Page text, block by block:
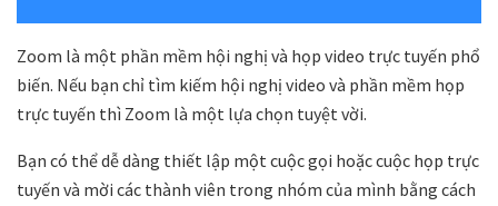
Zoom là một phần mềm hội nghị và họp video trực tuyến phổ
biến. Nếu bạn chỉ tìm kiếm hội nghị video và phần mềm họp
trực tuyến thì Zoom là một lựa chọn tuyệt vời.
Bạn có thể dễ dàng thiết lập một cuộc gọi hoặc cuộc họp trực
tuyến và mời các thành viên trong nhóm của mình bằng cách